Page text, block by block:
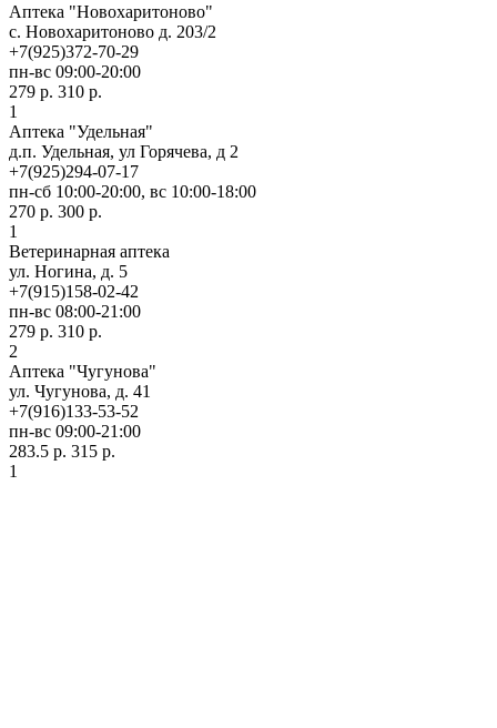
Аптека "Новохаритоново"
c. Новохаритоново д. 203/2
+7(925)372-70-29
пн-вс 09:00-20:00
279 р. 310 р.
1
Аптека "Удельная"
д.п. Удельная, ул Горячева, д 2
+7(925)294-07-17
пн-сб 10:00-20:00, вс 10:00-18:00
270 р. 300 р.
1
Ветеринарная аптека
ул. Ногина, д. 5
+7(915)158-02-42
пн-вс 08:00-21:00
279 р. 310 р.
2
Аптека "Чугунова"
ул. Чугунова, д. 41
+7(916)133-53-52
пн-вс 09:00-21:00
283.5 р. 315 р.
1